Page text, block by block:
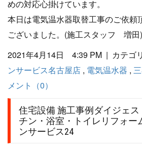
めの対応心掛けています。
本日は電気温水器取替工事のご依頼
ございました。(施工スタッフ 増田)
2021年4月14日 4:39 PM | カテゴ
ンサービス名古屋店 , 電気温水器 ,
メント（0）
住宅設備 施工事例ダイジェス
チン・浴室・トイレリフォー
ンサービス24